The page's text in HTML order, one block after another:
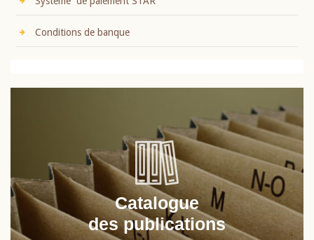
Conditions de banque
Catalogue
des publications